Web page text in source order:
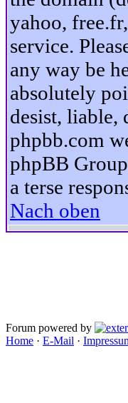
yahoo,
service.
any way be
absolutely
desist, liable,
phpbb.com
phpBB
a terse
Nach oben
Forum powered by
Home · E-Mail ·